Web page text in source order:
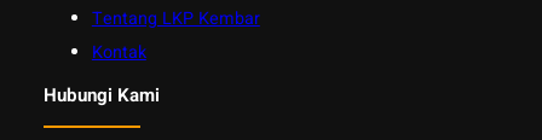
Tentang LKP Kembar
Kontak
Hubungi Kami